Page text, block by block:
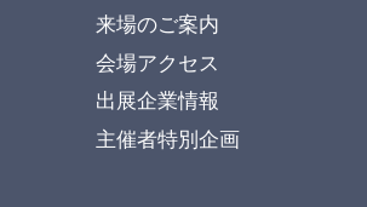
来場のご案内
会場アクセス
出展企業情報
主催者特別企画